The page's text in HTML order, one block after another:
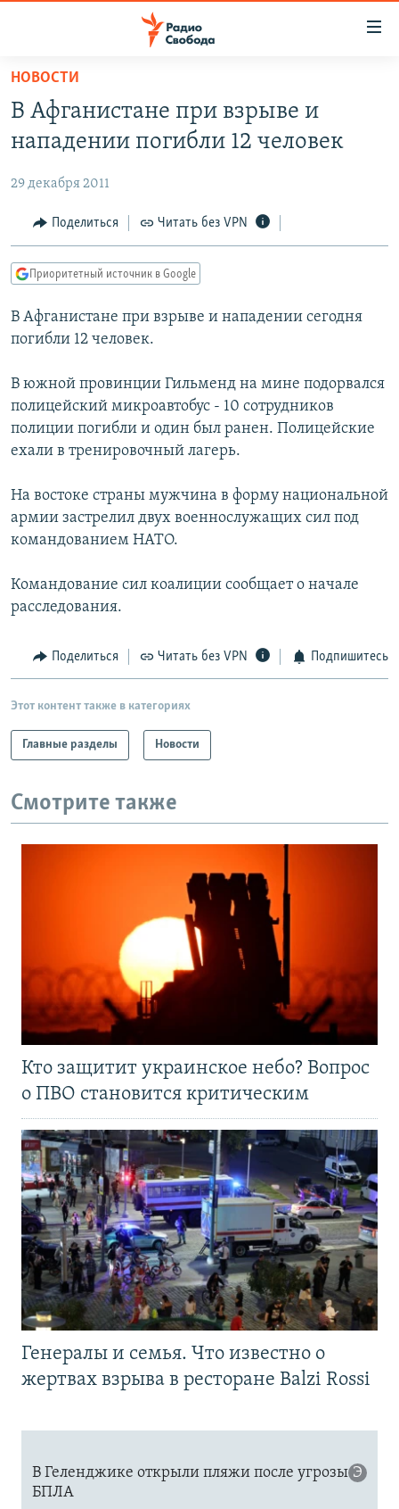
упрощенного
доступа
основному
Вернутся
главной
навигации
Вернутся
ПРОГРАММЫ
ПОДКАСТЫ
ЦИТАТЫ СВОБОДЫ
МНЕНИЯ
IDEL.РЕАЛИИ
КАВКАЗ.РЕАЛИИ
СИБИРЬ.РЕАЛИИ
РАСПИСАНИЕ ВЕЩАНИЯ
ПОДПИШИТЕСЬ НА РАССЫЛКУ
СОЦИАЛЬНЫЕ СЕТИ
Все сайты РСЕ/РС
НОВОСТИ
В Афганистане при взрыве и
нападении погибли 12 человек
29 декабря 2011
Поделиться Читать без VPN
Приоритетный источник в Google
В Афганистане при взрыве и нападении сегодня
погибли 12 человек.
В южной провинции Гильменд на мине подорвался
полицейский микроавтобус - 10 сотрудников
полиции погибли и один был ранен. Полицейские
ехали в тренировочный лагерь.
На востоке страны мужчина в форму национальной
армии застрелил двух военнослужащих сил под
командованием НАТО.
Командование сил коалиции сообщает о начале
расследования.
Поделиться Читать без VPN Подпишитесь
Этот контент также в категориях
Главные разделы Новости
Смотрите также
Кто защитит украинское небо? Вопрос
о ПВО становится критическим
Генералы и семья. Что известно о
жертвах взрыва в ресторане Balzi Rossi